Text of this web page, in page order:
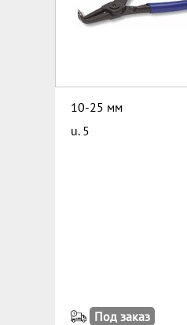
10-25 мм
u. 5
Под заказ